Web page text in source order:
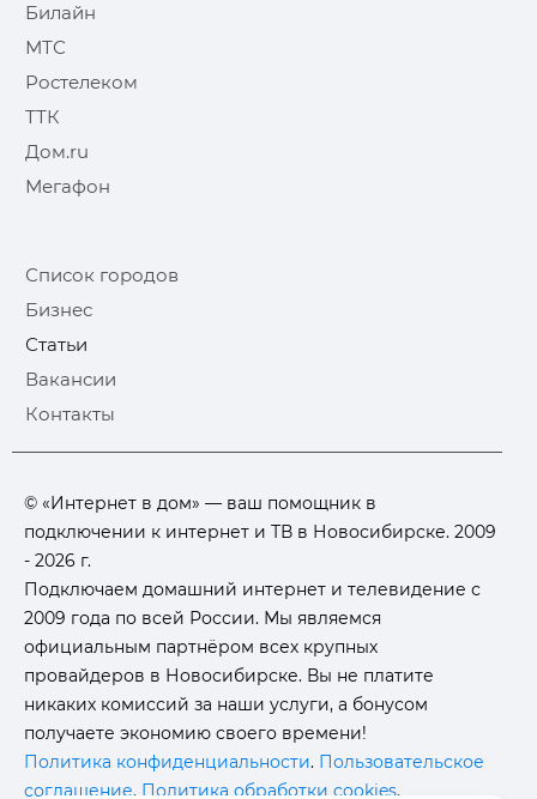
Билайн
МТС
Ростелеком
ТТК
Дом.ru
Мегафон
Список городов
Бизнес
Статьи
Вакансии
Контакты
© «Интернет в дом» — ваш помощник в
подключении к интернет и ТВ в Новосибирске. 2009
- 2026 г.
Подключаем домашний интернет и телевидение с
2009 года по всей России. Мы являемся
официальным партнёром всех крупных
провайдеров в Новосибирске. Вы не платите
никаких комиссий за наши услуги, а бонусом
получаете экономию своего времени!
Политика конфиденциальности. Пользовательское
соглашение. Политика обработки cookies.